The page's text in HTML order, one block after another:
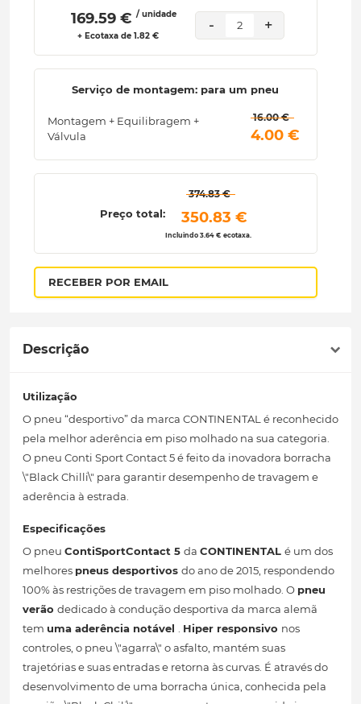
169.59 € / unidade
+ Ecotaxa de 1.82 €
- 2 +
Serviço de montagem: para um pneu
Montagem + Equilibragem +
Válvula
16.00 €
4.00 €
Preço total:
374.83 €
350.83 €
Incluindo 3.64 € ecotaxa.
RECEBER POR EMAIL
Descrição
Utilização
O pneu “desportivo” da marca CONTINENTAL é reconhecido
pela melhor aderência em piso molhado na sua categoria.
O pneu Conti Sport Contact 5 é feito da inovadora borracha
\"Black Chilli\" para garantir desempenho de travagem e
aderência à estrada.
Especificações
O pneu ContiSportContact 5 da CONTINENTAL é um dos
melhores pneus desportivos do ano de 2015, respondendo
100% às restrições de travagem em piso molhado. O pneu
verão dedicado à condução desportiva da marca alemã
tem uma aderência notável . Hiper responsivo nos
controles, o pneu \"agarra\" o asfalto, mantém suas
trajetórias e suas entradas e retorna às curvas. É através do
desenvolvimento de uma borracha única, conhecida pela